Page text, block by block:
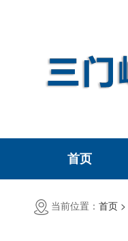
首页
当前位置： 首页 >